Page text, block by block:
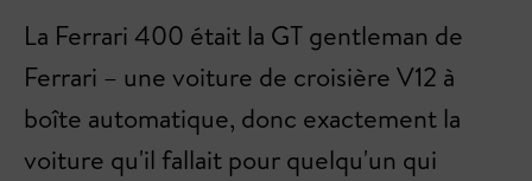
La Ferrari 400 était la GT gentleman de
Ferrari – une voiture de croisière V12 à
boîte automatique, donc exactement la
voiture qu'il fallait pour quelqu'un qui